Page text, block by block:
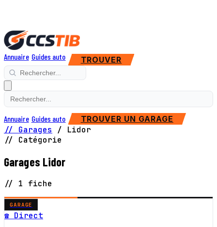
Annuaire Guides auto TROUVER
Annuaire Guides auto TROUVER UN GARAGE
// Garages /
Lidor
// Catégorie
Garages Lidor
// 1 fiche
GARAGE
☎ Direct